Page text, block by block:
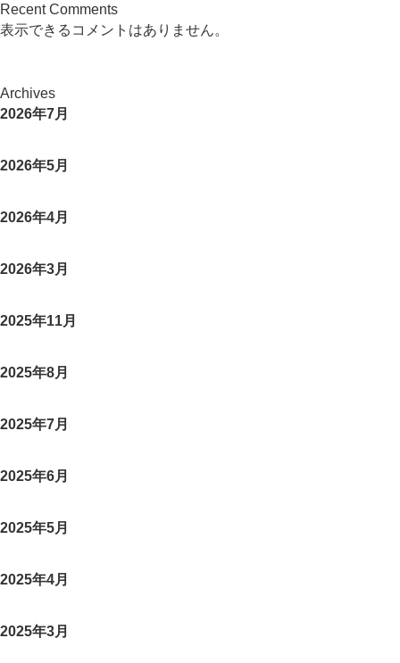
Recent Comments
表示できるコメントはありません。
Archives
2026年7月
2026年5月
2026年4月
2026年3月
2025年11月
2025年8月
2025年7月
2025年6月
2025年5月
2025年4月
2025年3月